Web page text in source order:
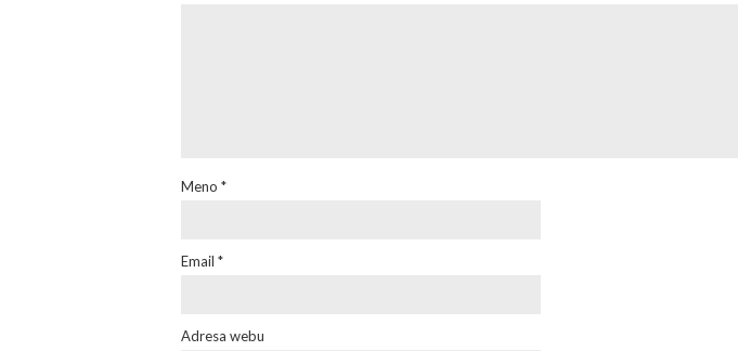
Meno *
Email *
Adresa webu